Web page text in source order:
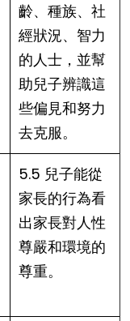
齡、種族、社
經狀況、智力
的人士，並幫
助兒子辨識這
些偏見和努力
去克服。
5.5 兒子能從
家長的行為看
出家長對人性
尊嚴和環境的
尊重。